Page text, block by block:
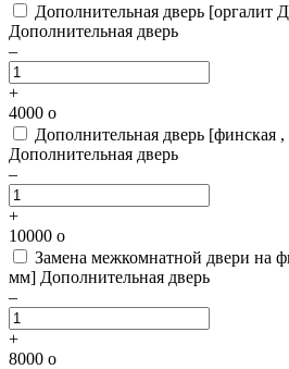
Дополнительная дверь [оргалит
Дополнительная дверь
–
+
4000 o
Дополнительная дверь [финская
Дополнительная дверь
–
+
10000 o
Замена межкомнатной двери на
мм] Дополнительная дверь
–
+
8000 o